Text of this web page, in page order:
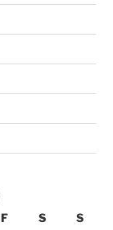
F S S